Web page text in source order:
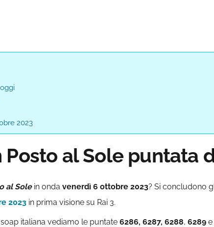
2023
al Sole puntata
al Sole in onda venerdì 6 ottobre 2023? Si concludono
2023 in prima visione su Rai 3.
italiana vediamo le puntate 6286, 6287, 6288, 6289 e